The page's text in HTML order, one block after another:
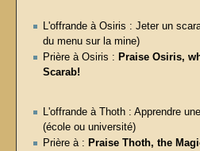
L'offrande à Osiris : Jeter un
du menu sur la mine)
Prière à Osiris : Praise Osiris,
Scarab!
L'offrande à Thoth : Apprendre
(école ou université)
Prière à : Praise Thoth, the